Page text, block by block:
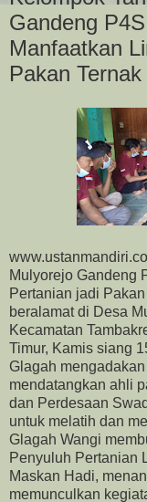
Gandeng
Manfaatkan
Pakan Ternak
Mulyorejo Gandeng
Pertanian jadi
beralamat di Desa
Kecamatan
Timur, Kamis siang
Glagah
mendatangkan ahli
dan Perdesaan
untuk melatih dan
Glagah Wangi
Penyuluh Pertanian
Maskan Hadi,
memunculkan